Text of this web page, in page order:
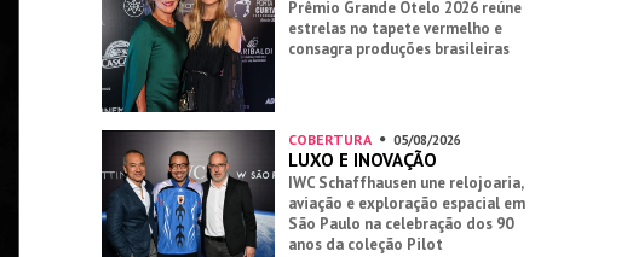
Prêmio Grande Otelo 2026 reúne
estrelas no tapete vermelho e
consagra produções brasileiras
COBERTURA 05/08/2026
LUXO E INOVAÇÃO
IWC Schaffhausen une relojoaria,
aviação e exploração espacial em
São Paulo na celebração dos 90
anos da coleção Pilot